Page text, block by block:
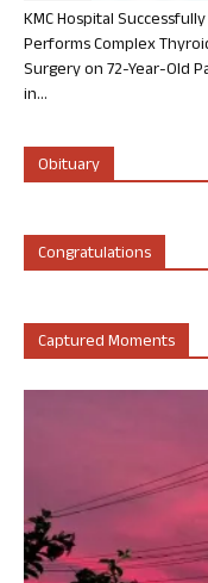
KMC Hospital Successfully
Performs Complex
Surgery on 72-Year-Old
in...
Obituary
Congratulations
Captured Moments